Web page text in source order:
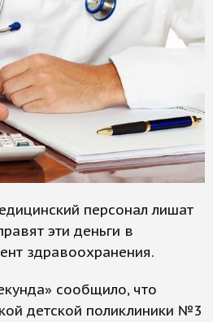
персонал лишат
эти деньги в
здравоохранения.
сообщило, что
детской поликлиники №3